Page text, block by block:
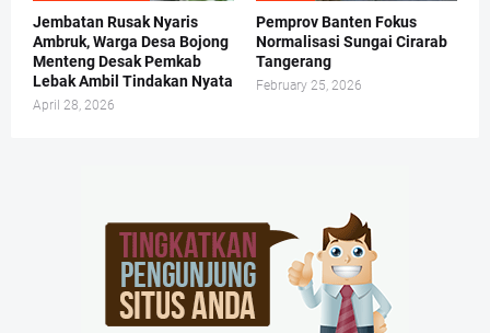
Jembatan Rusak Nyaris
Ambruk, Warga Desa Bojong
Menteng Desak Pemkab
Lebak Ambil Tindakan Nyata
April 28, 2026
Pemprov Banten Fokus
Normalisasi Sungai Cirarab
Tangerang
February 25, 2026